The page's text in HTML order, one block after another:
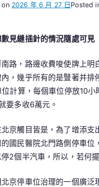
on 2026 年 6 月 27 日Posted
見縫插針的情況隨處可見
路，路邊收費唆使牌上
，幾乎所有的是豎著并
計算，每個車位停放10
要多收6萬元。
京觸目皆是，為了增添支
國民醫院北門路側停車
2個半汽車，所以，若何
京停車位治理的一個廣